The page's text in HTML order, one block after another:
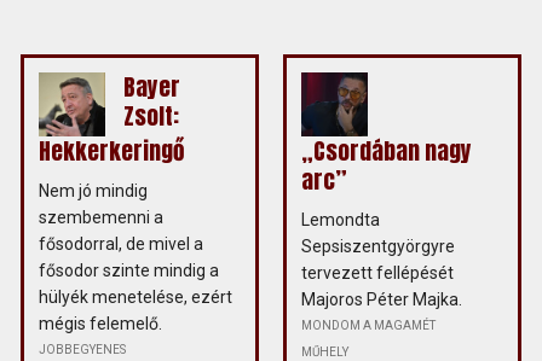
Bayer
Zsolt:
Hekkerkeringő
Nem jó mindig
szembemenni a
fősodorral, de mivel a
fősodor szinte mindig a
hülyék menetelése, ezért
mégis felemelő.
JOBBEGYENES
„Csordában nagy
arc”
Lemondta
Sepsiszentgyörgyre
tervezett fellépését
Majoros Péter Majka.
MONDOM A MAGAMÉT
MŰHELY